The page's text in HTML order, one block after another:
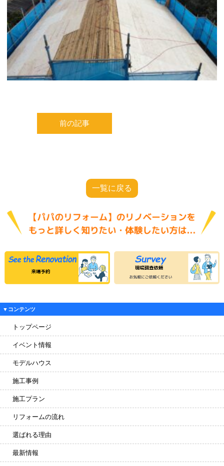
前の記事
一覧に戻る
▼コンテンツ
トップページ
イベント情報
モデルハウス
施工事例
施工プラン
リフォームの流れ
選ばれる理由
最新情報